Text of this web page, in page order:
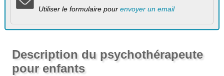
Utiliser le formulaire pour envoyer un email
Description du psychothérapeute
pour enfants